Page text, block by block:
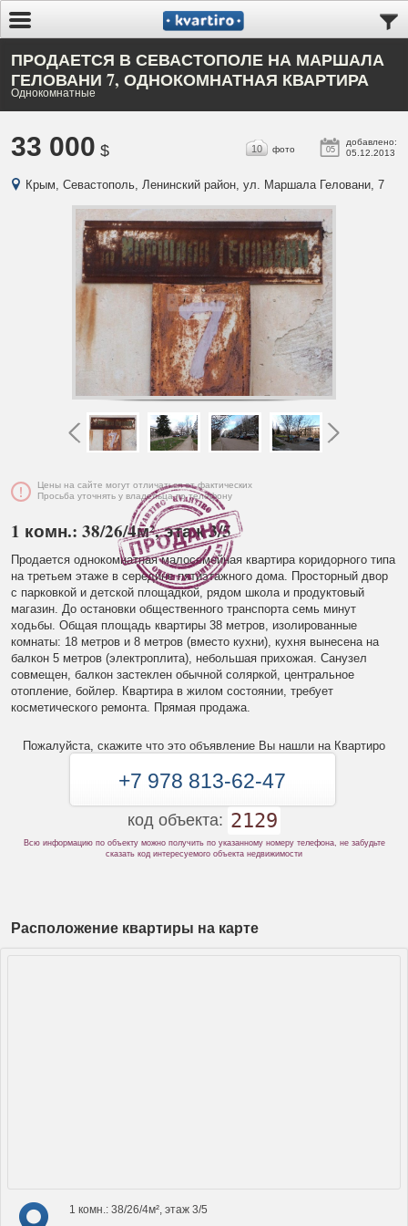
ПРОДАЕТСЯ В СЕВАСТОПОЛЕ НА МАРШАЛА
ГЕЛОВАНИ 7, ОДНОКОМНАТНАЯ КВАРТИРА
Однокомнатные
33 000 $ 05
добавлено:
05.12.2013
10 фото
Крым, Севастополь, Ленинский район, ул. Маршала Геловани, 7
Цены на сайте могут отличаться от фактических
Просьба уточнять у владельца по телефону
1 комн.: 38/26/4м², этаж 3/5
Продается однокомнатная малосемейная квартира коридорного типа
на третьем этаже в середине пятиэтажного дома. Просторный двор
с парковкой и детской площадкой, рядом школа и продуктовый
магазин. До остановки общественного транспорта семь минут
ходьбы. Общая площадь квартиры 38 метров, изолированные
комнаты: 18 метров и 8 метров (вместо кухни), кухня вынесена на
балкон 5 метров (электроплита), небольшая прихожая. Санузел
совмещен, балкон застеклен обычной соляркой, центральное
отопление, бойлер. Квартира в жилом состоянии, требует
косметического ремонта. Прямая продажа.
Пожалуйста, скажите что это объявление Вы нашли на Квартиро
+7 978 813-62-47
код объекта: 2129
Всю информацию по объекту можно получить по указанному номеру телефона, не забудьте
сказать код интересуемого объекта недвижимости
Расположение квартиры на карте
1 комн.: 38/26/4м², этаж 3/5